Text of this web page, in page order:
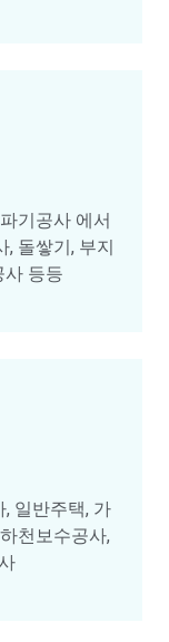
기공사 에서
돌쌓기, 부지
등등
일반주택, 가
천보수공사,